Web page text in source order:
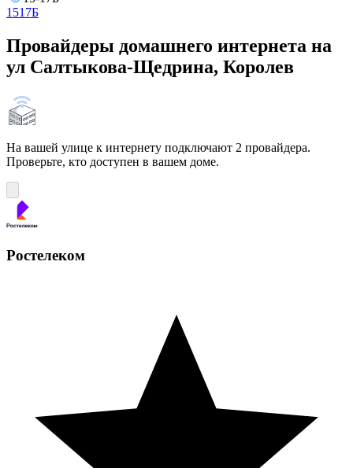
1517Б
Провайдеры домашнего интернета на
ул Салтыкова-Щедрина, Королев
На вашей улице к интернету подключают 2 провайдера.
Проверьте, кто доступен в вашем доме.
Ростелеком